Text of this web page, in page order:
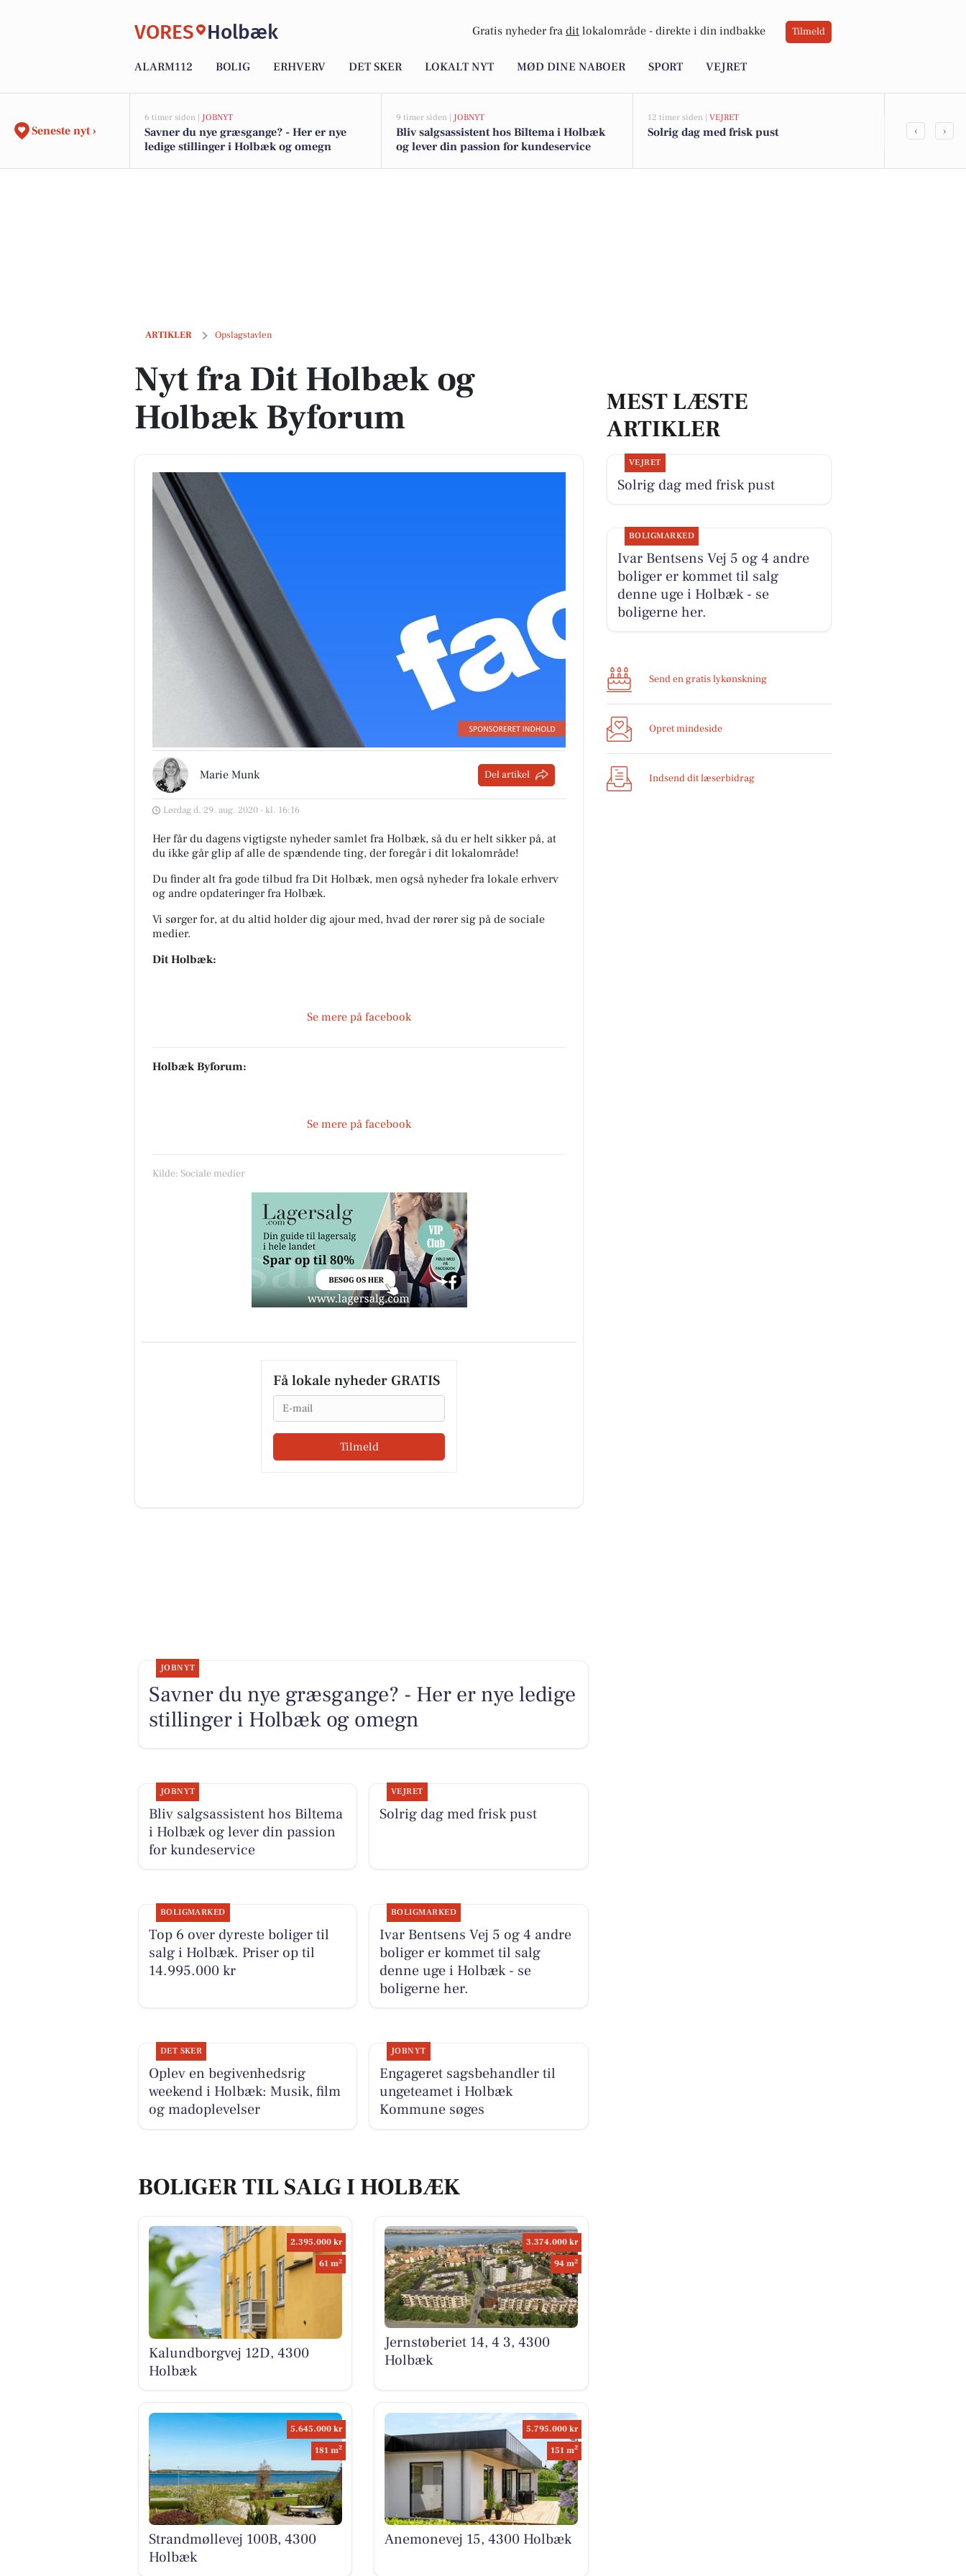
VORES Holbæk Gratis nyheder fra dit lokalområde - direkte i din indbakke Tilmeld
ALARM112 BOLIG ERHVERV DET SKER LOKALT NYT MØD DINE NABOER SPORT VEJRET
Seneste nyt ›
6 timer siden | JOBNYT
Savner du nye græsgange? - Her er nye
ledige stillinger i Holbæk og omegn
9 timer siden | JOBNYT
Bliv salgsassistent hos Biltema i Holbæk
og lever din passion for kundeservice
12 timer siden | VEJRET
Solrig dag med frisk pust
Top 6 over
‹ ›
ARTIKLER Opslagstavlen
Nyt fra Dit Holbæk og Holbæk Byforum
Nyt fra Dit Holbæk og
Holbæk Byforum
Marie Munk Del artikel
Lørdag d. 29. aug. 2020 - kl. 16:16
Her får du dagens vigtigste nyheder samlet fra Holbæk, så du er helt sikker på, at
du ikke går glip af alle de spændende ting, der foregår i dit lokalområde!
Du finder alt fra gode tilbud fra Dit Holbæk, men også nyheder fra lokale erhverv
og andre opdateringer fra Holbæk.
Vi sørger for, at du altid holder dig ajour med, hvad der rører sig på de sociale
medier.
Dit Holbæk:
Se mere på facebook
Holbæk Byforum:
Se mere på facebook
Kilde: Sociale medier
Få lokale nyheder GRATIS
Email
Tilmeld
MEST LÆSTE
ARTIKLER
VEJRET
Solrig dag med frisk pust
BOLIGMARKED
Ivar Bentsens Vej 5 og 4 andre
boliger er kommet til salg
denne uge i Holbæk - se
boligerne her.
Send en gratis lykønskning
Opret mindeside
Indsend dit læserbidrag
JOBNYT
Savner du nye græsgange? - Her er nye ledige
stillinger i Holbæk og omegn
JOBNYT
Bliv salgsassistent hos Biltema
i Holbæk og lever din passion
for kundeservice
VEJRET
Solrig dag med frisk pust
BOLIGMARKED
Top 6 over dyreste boliger til
salg i Holbæk. Priser op til
14.995.000 kr
BOLIGMARKED
Ivar Bentsens Vej 5 og 4 andre
boliger er kommet til salg
denne uge i Holbæk - se
boligerne her.
DET SKER
Oplev en begivenhedsrig
weekend i Holbæk: Musik, film
og madoplevelser
JOBNYT
Engageret sagsbehandler til
ungeteamet i Holbæk
Kommune søges
BOLIGER TIL SALG I HOLBÆK
2.395.000 kr
61 m2
Kalundborgvej 12D, 4300
Holbæk
3.374.000 kr
94 m2
Jernstøberiet 14, 4 3, 4300
Holbæk
5.645.000 kr
181 m2
Strandmøllevej 100B, 4300
Holbæk
5.795.000 kr
151 m2
Anemonevej 15, 4300 Holbæk